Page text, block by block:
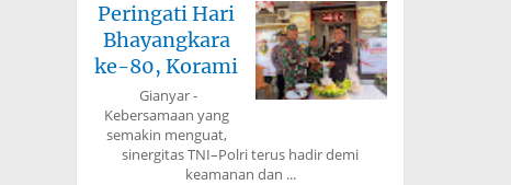
Peringati Hari
Bhayangkara
ke-80, Korami
Gianyar -
Kebersamaan yang
semakin menguat,
sinergitas TNI–Polri terus hadir demi
keamanan dan ...